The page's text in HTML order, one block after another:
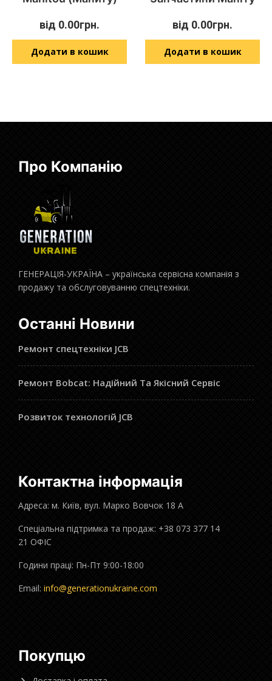
від 0.00грн.
Додати в кошик
від 0.00грн.
Додати в кошик
Про Компанію
ГЕНЕРАЦІЯ-УКРАЇНА – українська сервісна компанія з
продажу та обслуговуванню спецтехніки.
Останні Новини
Ремонт спецтехніки JCB
Ремонт Bobcat: Надійний Та Якісний Сервіс
Розвиток технологій JCB
Контактна інформація
Адреса: м. Київ, вул. Марко Вовчок 18 А
Спеціальна підтримка та продаж: +38 073 377 14
21 ОФІС
Години праці: Пн-Пт 9:00-18:00
Email: info@generationukraine.com
Покупцю